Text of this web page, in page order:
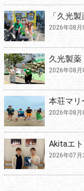
「久光
2026年08月
久光製
2026年08月
本荘マリ
2026年08月
Akitaエ
2026年07月